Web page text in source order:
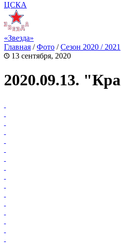
ЦСКА
«Звезда»
Главная /Фото /Сезон 2020 / 2021
13 сентября, 2020
2020.09.13.